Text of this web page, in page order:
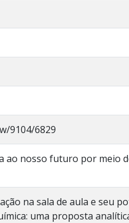
9104/6829
ao nosso futuro por meio
na sala de aula e seu
uma proposta